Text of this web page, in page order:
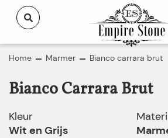
Home Marmer Bianco carrara brut
Bianco Carrara Brut
Kleur
Wit en Grijs